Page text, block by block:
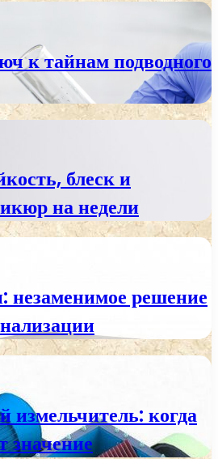
к тайнам подводного
блеск и
на недели
незаменимое решение
когда
значение